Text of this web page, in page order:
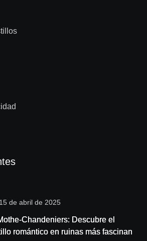
15 de abril de 2025
Chandeniers: Descubre el
romántico en ruinas más fascinante